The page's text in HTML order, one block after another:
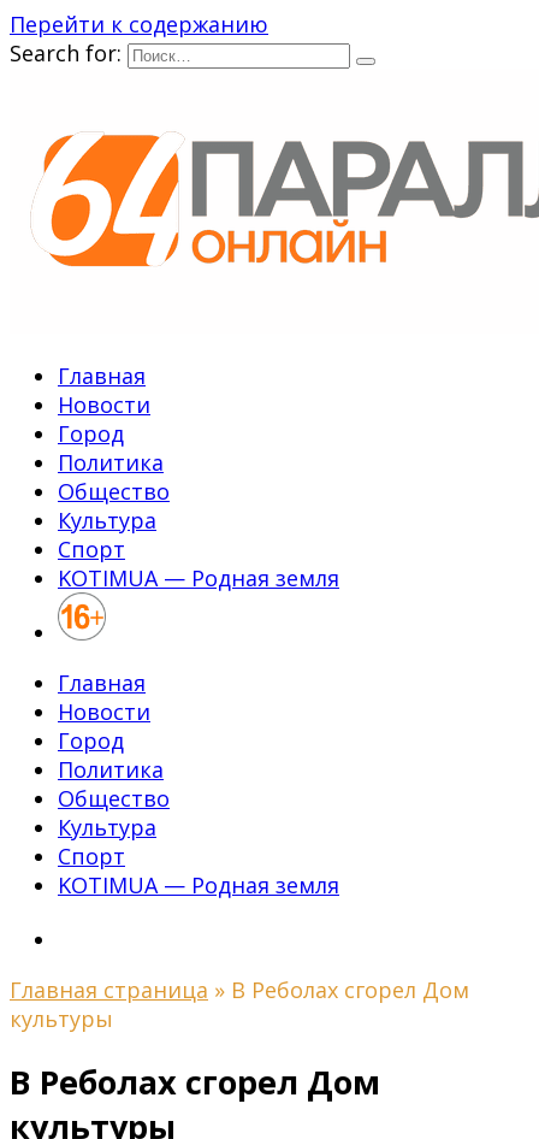
Перейти к содержанию
Search for:
Главная
Новости
Город
Политика
Общество
Культура
Спорт
KOTIMUA — Родная земля
Главная
Новости
Город
Политика
Общество
Культура
Спорт
KOTIMUA — Родная земля
Главная страница » В Реболах сгорел Дом
культуры
В Реболах сгорел Дом
культуры